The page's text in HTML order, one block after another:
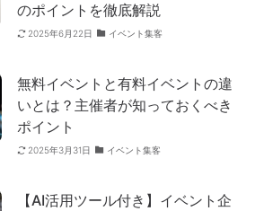
のポイントを徹底解説
2025年6月22日 イベント集客
無料イベントと有料イベントの違
いとは？主催者が知っておくべき
ポイント
2025年3月31日 イベント集客
【AI活用ツール付き】イベント企